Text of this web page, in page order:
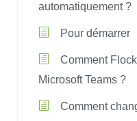
automatiquement ?
Pour démarrer
Comment
Microsoft Teams ?
Comment